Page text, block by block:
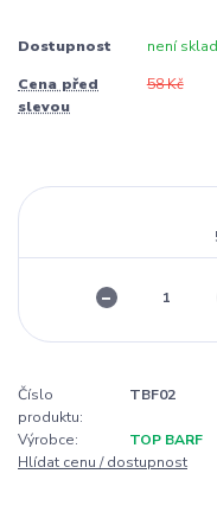
Dostupnost není
Cena před
slevou
58 Kč
Číslo
produktu:
TBF02
Výrobce:
TOP BARF
Hlídat cenu / dostupnost